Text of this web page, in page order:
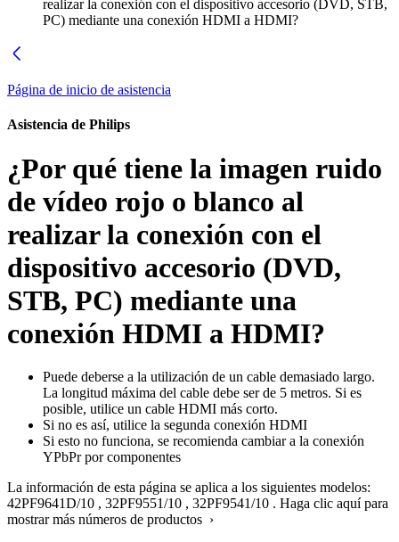
realizar la conexión con el dispositivo accesorio (DVD, STB,
PC) mediante una conexión HDMI a HDMI?
Página de inicio de asistencia
Asistencia de Philips
¿Por qué tiene la imagen ruido
de vídeo rojo o blanco al
realizar la conexión con el
dispositivo accesorio (DVD,
STB, PC) mediante una
conexión HDMI a HDMI?
Puede deberse a la utilización de un cable demasiado largo.
La longitud máxima del cable debe ser de 5 metros. Si es
posible, utilice un cable HDMI más corto.
Si no es así, utilice la segunda conexión HDMI
Si esto no funciona, se recomienda cambiar a la conexión
YPbPr por componentes
La información de esta página se aplica a los siguientes modelos:
42PF9641D/10 , 32PF9551/10 , 32PF9541/10 . Haga clic aquí para
mostrar más números de productos ›